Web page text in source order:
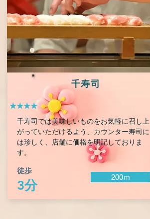
千寿司
★★★★
千寿司では美味しいものをお気軽に召し上
がっていただけるよう、カウンター寿司に
は珍しく、店舗に価格を明記しておりま
す。
徒歩
3分
200ｍ